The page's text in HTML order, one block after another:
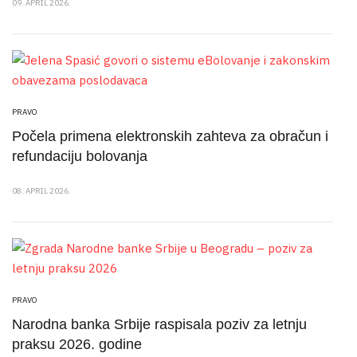
09. APRIL 2026.
PRAVO
Počela primena elektronskih zahteva za obračun i
refundaciju bolovanja
08. APRIL 2026.
PRAVO
Narodna banka Srbije raspisala poziv za letnju
praksu 2026. godine